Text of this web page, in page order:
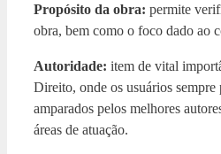
Propósito da obra: permite
obra, bem como o foco dado ao
Autoridade: item de vital
Direito, onde os usuários sempre
amparados pelos melhores
áreas de atuação.